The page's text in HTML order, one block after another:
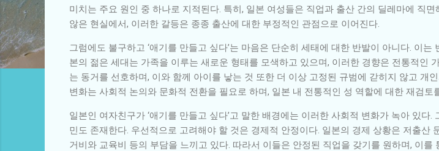
미치는 주요 원인 중 하나로 지적된다. 특히, 일본 여성들은 직업과 출산 간의 딜레마에 직
않은 현실에서, 이러한 갈등은 종종 출산에 대한 부정적인 관점으로 이어진다.
그럼에도 불구하고 ‘애기를 만들고 싶다’는 마음은 단순히 세태에 대한 반발이 아니다. 이
본의 젊은 세대는 가족을 이루는 새로운 형태를 모색하고 있으며, 이러한 경향은 전통적인
는 동거를 선호하며, 이와 함께 아이를 낳는 것 또한 더 이상 고정된 규범에 갇히지 않고 개
변화는 사회적 논의와 문화적 전환을 필요로 하며, 일본 내 전통적인 성 역할에 대한 재검토
일본인 여자친구가 ‘애기를 만들고 싶다’고 말한 배경에는 이러한 사회적 변화가 녹아 있
민도 존재한다. 우선적으로 고려해야 할 것은 경제적 안정이다. 일본의 경제 상황은 저출산
거비와 교육비 등의 부담을 느끼고 있다. 따라서 이들은 안정된 직업을 갖기를 원하며, 이